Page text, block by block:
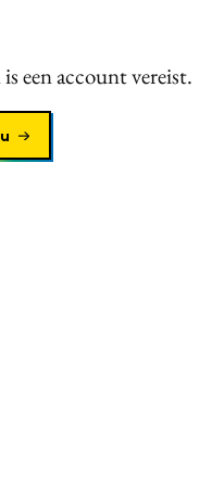
een account vereist.